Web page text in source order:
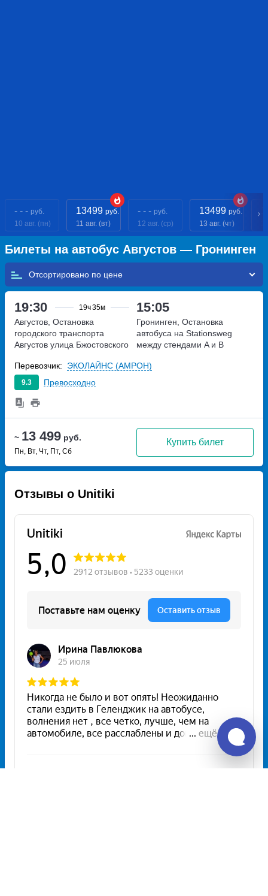
- - - руб.
10 авг. (пн)
13499 руб.
11 авг. (вт)
- - - руб.
12 авг. (ср)
13499 руб.
13 авг. (чт)
Билеты на автобус Августов — Гронинген
Отсортировано по
19:30 19ч35м 15:05
~ 13 499 руб.
Пн, Вт, Чт, Пт, Сб
Купить билет
Августов, Остановка
городского транспорта
Августов улица Бжостовского
Гронинген, Остановка
автобуса на Stationsweg
между стендами A и B
9.3 Превосходно
Перевозчик: ЭКОЛАЙНС (АМРОН)
Отзывы о Unitiki